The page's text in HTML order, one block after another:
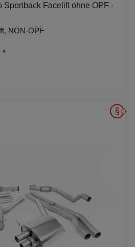
Sportback Facelift ohne OPF -
NON-OPF
*